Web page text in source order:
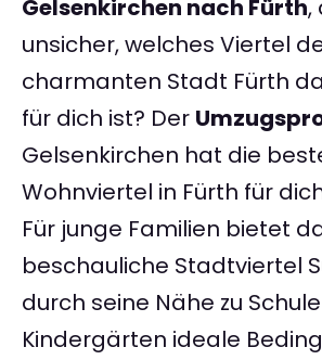
Gelsenkirchen nach Fürth,
unsicher, welches Viertel
charmanten Stadt Fürth
für dich ist? Der
Gelsenkirchen hat die
Wohnviertel in Fürth für
Für junge Familien bietet
beschauliche Stadtviertel
durch seine Nähe zu
Kindergärten ideale